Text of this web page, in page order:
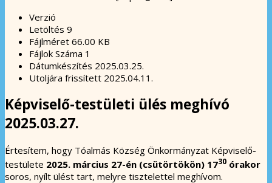
Verzió
Letöltés 9
Fájlméret 66.00 KB
Fájlok Száma 1
Dátumkészítés 2025.03.25.
Utoljára frissített 2025.04.11.
Képviselő-testületi ülés meghívó
2025.03.27.
Értesítem, hogy Tóalmás Község Önkormányzat Képviselő-
testülete 2025. március 27-én (csütörtökön) 1730 órakor
soros, nyílt ülést tart, melyre tisztelettel meghívom.